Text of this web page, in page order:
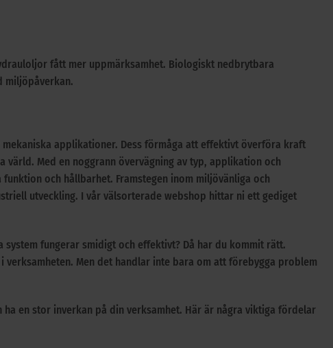
fått mer uppmärksamhet. Biologiskt nedbrytbara
miljöpåverkan.
applikationer. Dess förmåga att effektivt överföra kraft
Med en noggrann övervägning av typ, applikation och
och hållbarhet. Framstegen inom miljövänliga och
utveckling. I vår välsorterade webshop hittar ni ett gediget
fungerar smidigt och effektivt? Då har du kommit rätt.
Men det handlar inte bara om att förebygga problem
en stor inverkan på din verksamhet. Här är några viktiga fördelar